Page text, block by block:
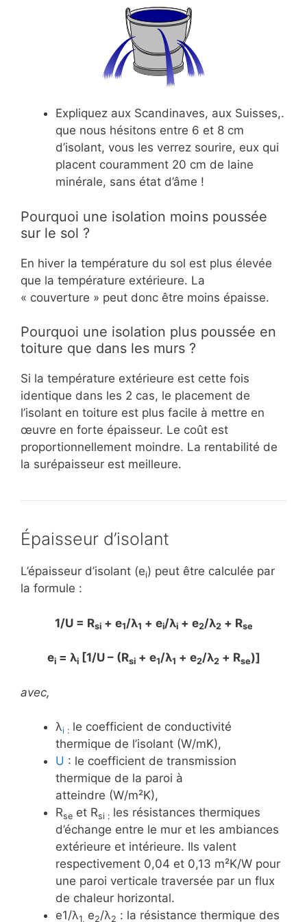
Expliquez aux Scandinaves, aux Suisses,.
que nous hésitons entre 6 et 8 cm
d’isolant, vous les verrez sourire, eux qui
placent couramment 20 cm de laine
minérale, sans état d’âme !
Pourquoi une isolation moins poussée
sur le sol ?
En hiver la température du sol est plus élevée
que la température extérieure. La
« couverture » peut donc être moins épaisse.
Pourquoi une isolation plus poussée en
toiture que dans les murs ?
Si la température extérieure est cette fois
identique dans les 2 cas, le placement de
l’isolant en toiture est plus facile à mettre en
œuvre en forte épaisseur. Le coût est
proportionnellement moindre. La rentabilité de
la surépaisseur est meilleure.
Épaisseur d’isolant
L’épaisseur d’isolant (ei) peut être calculée par
la formule :
1/U = Rsi+ e1/λ1 + ei/λi+ e2/λ2+ Rse
ei= λi[1/U – (Rsi+ e1/λ1 + e2/λ2+ Rse)]
avec,
λi : le coefficient de conductivité
thermique de l’isolant (W/mK),
U : le coefficient de transmission
thermique de la paroi à
atteindre (W/m²K),
Rse et Rsi : les résistances thermiques
d’échange entre le mur et les ambiances
extérieure et intérieure. Ils valent
respectivement 0,04 et 0,13 m²K/W pour
une paroi verticale traversée par un flux
de chaleur horizontal.
e1/λ1, e2/λ2 : la résistance thermique des